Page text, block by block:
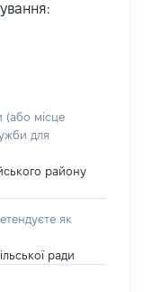
(або місце
для
району
як
ради